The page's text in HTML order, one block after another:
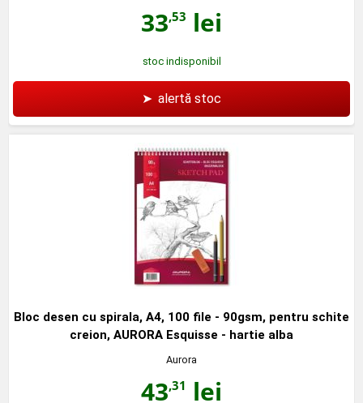
33,53 lei
stoc indisponibil
➤ alertă stoc
Bloc desen cu spirala, A4, 100 file - 90gsm, pentru schite
creion, AURORA Esquisse - hartie alba
Aurora
43,31 lei